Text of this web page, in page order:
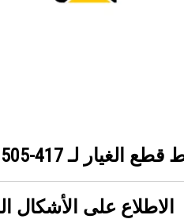
الغيار لـ417-3505
الاطلاع على الأشكال